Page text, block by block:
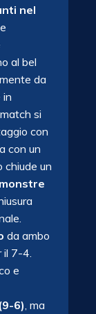
nel
al bel
da
in
si
con
con un
chiude un
da ambo
il 7-4.
e
6), ma